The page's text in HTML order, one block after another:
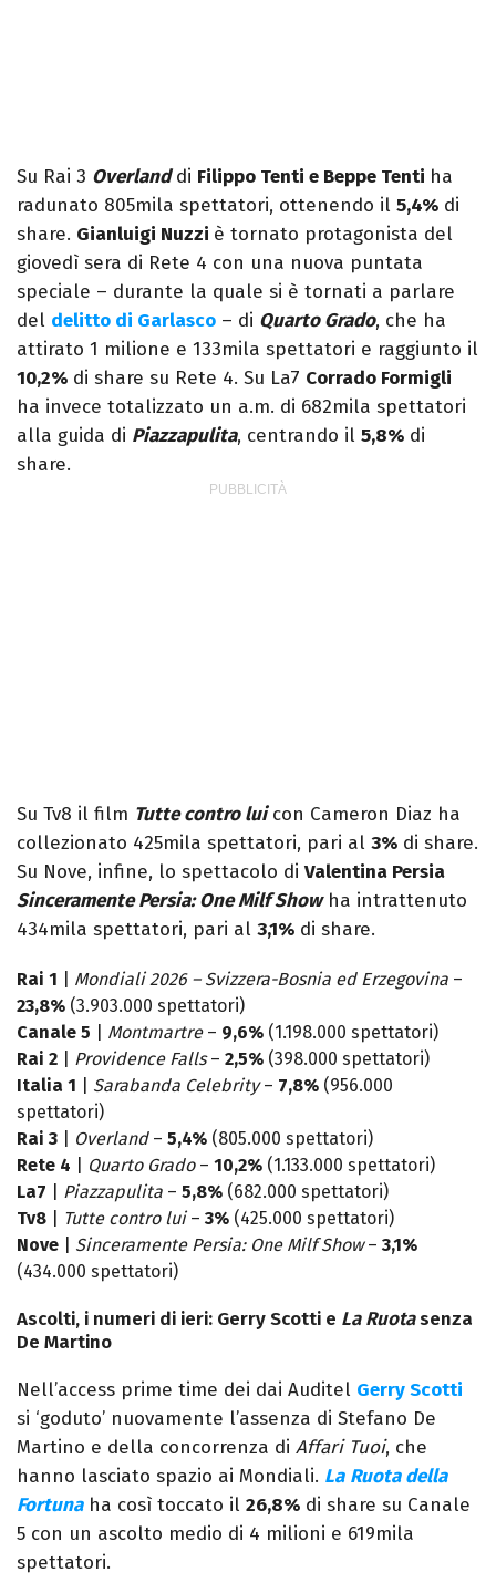
Su Rai 3 Overlanddi Filippo Tenti e Beppe Tenti ha
radunato 805mila spettatori, ottenendo il 5,4% di
share. Gianluigi Nuzzi è tornato protagonista del
giovedì sera di Rete 4 con una nuova puntata
speciale – durante la quale si è tornati a parlare
del delitto di Garlasco – di Quarto Grado, che ha
attirato 1 milione e 133mila spettatori e raggiunto il
10,2% di share su Rete 4. Su La7 Corrado Formigli
ha invece totalizzato un a.m. di 682mila spettatori
alla guida di Piazzapulita, centrando il 5,8% di
share.
Su Tv8 il film Tutte contro luicon Cameron Diaz ha
collezionato 425mila spettatori, pari al 3% di share.
Su Nove, infine, lo spettacolo di Valentina Persia
Sinceramente Persia: One Milf Showha intrattenuto
434mila spettatori, pari al 3,1% di share.
Rai 1 Mondiali 2026 – Svizzera-Bosnia ed Erzegovina –
23,8% (3.903.000 spettatori)
Canale 5
Montmartre– 9,6% (1.198.000 spettatori)
Rai 2
Providence Falls– 2,5% (398.000 spettatori)
Italia 1
Sarabanda Celebrity– 7,8% (956.000
spettatori)
Rai 3
Overland – 5,4% (805.000 spettatori)
Rete 4
Quarto Grado – 10,2% (1.133.000 spettatori)
La7
Piazzapulita – 5,8% (682.000 spettatori)
Tv8
Tutte contro lui– 3% (425.000 spettatori)
Nove
Sinceramente Persia: One Milf Show– 3,1%
(434.000 spettatori)
Ascolti, i numeri di ieri: Gerry Scotti e La Ruotasenza
De Martino
Nell’access prime time dei dai Auditel Gerry Scotti
si ‘goduto’ nuovamente l’assenza di Stefano De
Martino e della concorrenza di Affari Tuoi, che
hanno lasciato spazio ai Mondiali. La Ruota della
Fortunaha così toccato il 26,8% di share su Canale
5 con un ascolto medio di 4 milioni e 619mila
spettatori.